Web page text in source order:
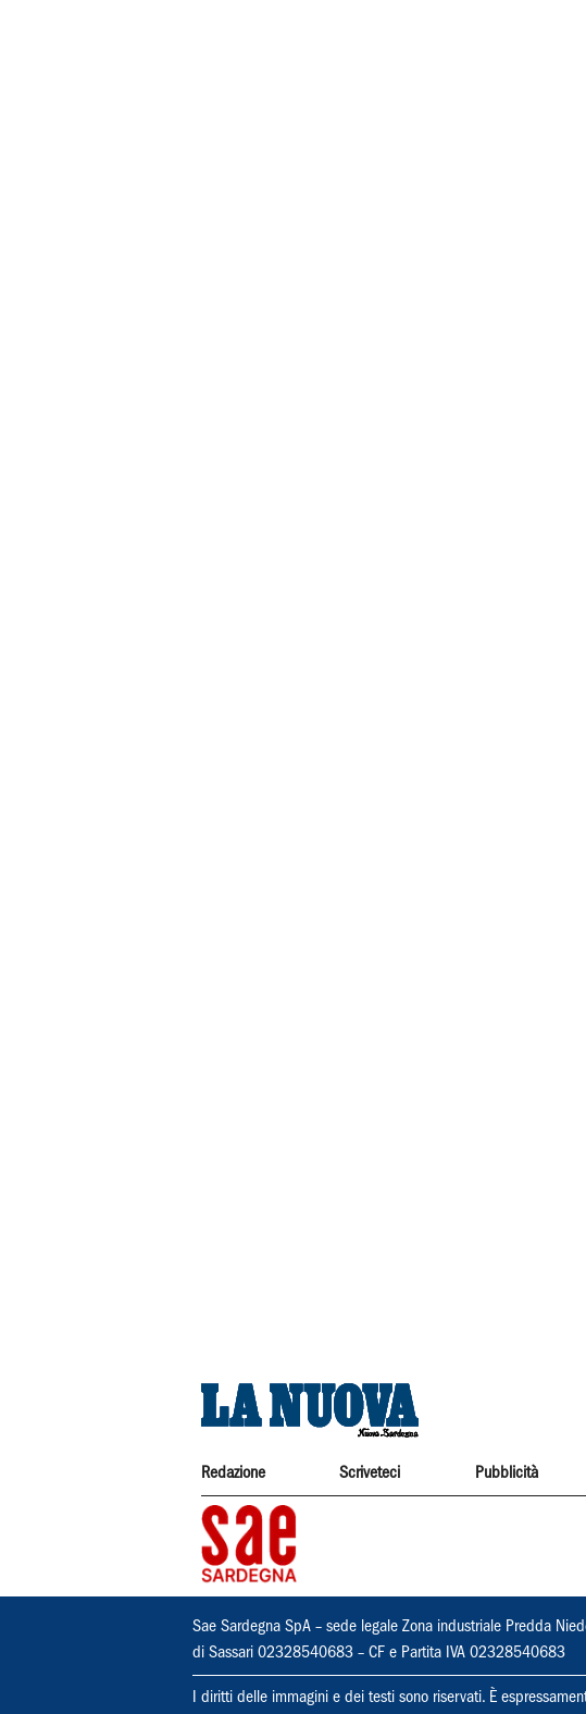
Redazione Scriveteci Pubblicità
Sae Sardegna SpA – sede legale Zona industriale Predda
di Sassari 02328540683 – CF e Partita IVA 02328540683
I diritti delle immagini e dei testi sono riservati. È